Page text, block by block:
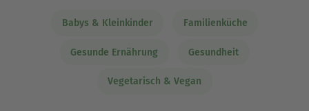
Babys & Kleinkinder Familienküche
Gesunde Ernährung Gesundheit
Vegetarisch & Vegan